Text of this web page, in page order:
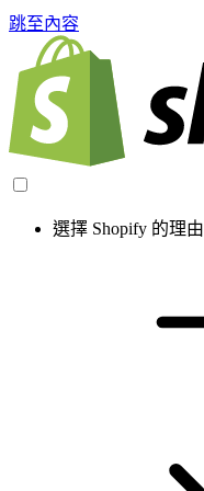
跳至內容
選擇 Shopify 的理由